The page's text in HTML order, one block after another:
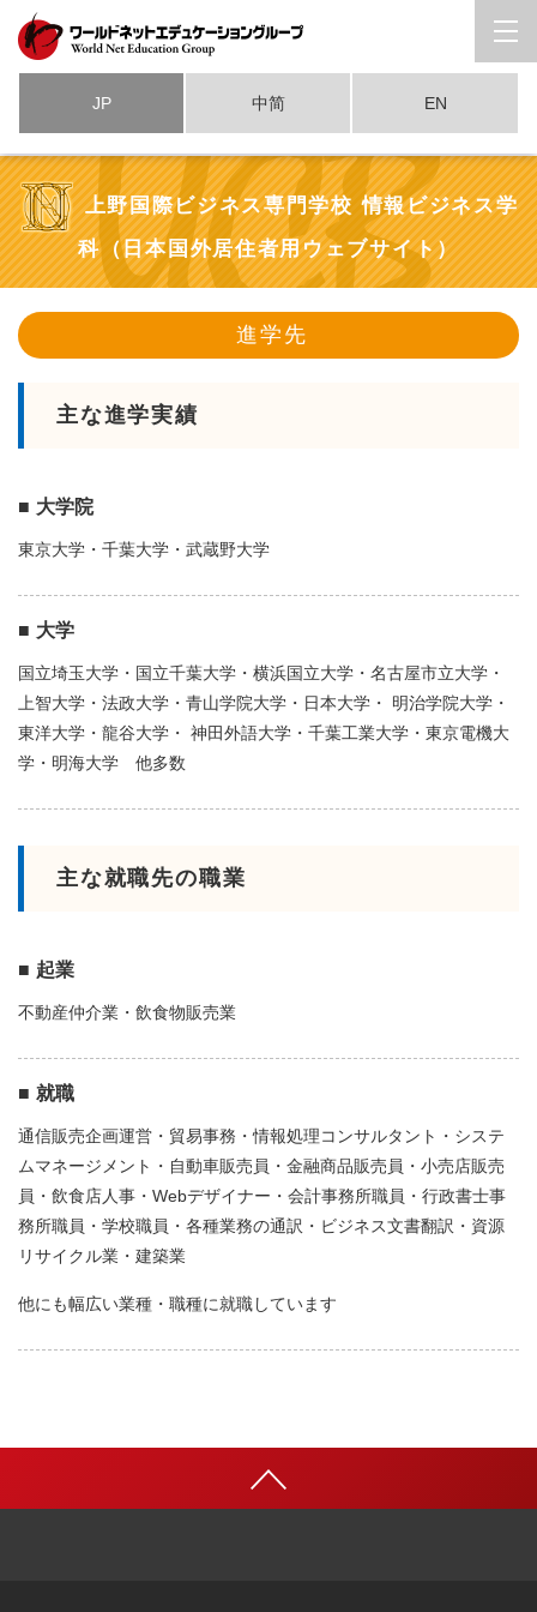
JP 中简 EN
上野国際ビジネス専門学校 情報ビジネス学
科（日本国外居住者用ウェブサイト）
進学先
主な進学実績
大学院
東京大学・千葉大学・武蔵野大学
大学
国立埼玉大学・国立千葉大学・横浜国立大学・名古屋市立大学・
上智大学・法政大学・青山学院大学・日本大学・ 明治学院大学・
東洋大学・龍谷大学・ 神田外語大学・千葉工業大学・東京電機大
学・明海大学 他多数
主な就職先の職業
起業
不動産仲介業・飲食物販売業
就職
通信販売企画運営・貿易事務・情報処理コンサルタント・システ
ムマネージメント・自動車販売員・金融商品販売員・小売店販売
員・飲食店人事・Webデザイナー・会計事務所職員・行政書士事
務所職員・学校職員・各種業務の通訳・ビジネス文書翻訳・資源
リサイクル業・建築業
他にも幅広い業種・職種に就職しています